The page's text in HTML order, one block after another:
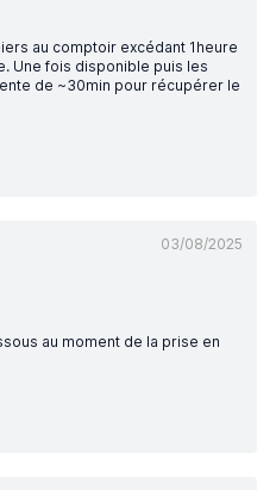
au comptoir excédant 1heure
Une fois disponible puis les
de ~30min pour récupérer le
03/08/2025
au moment de la prise en